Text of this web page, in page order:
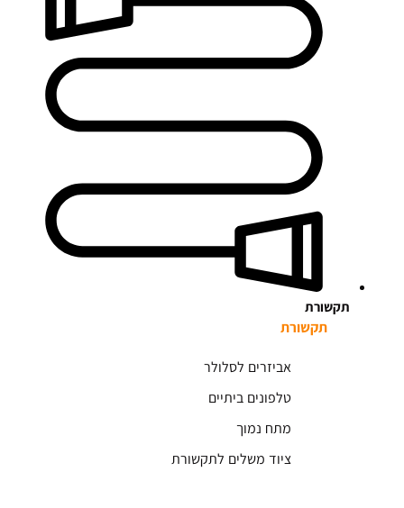
תקשורת
תקשורת
אביזרים לסלולר
טלפונים ביתיים
מתח נמוך
ציוד משלים לתקשורת